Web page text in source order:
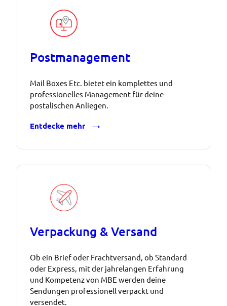
Postmanagement
Mail Boxes Etc. bietet ein komplettes und
professionelles Management für deine
postalischen Anliegen.
Entdecke mehr
Verpackung & Versand
Ob ein Brief oder Frachtversand, ob Standard
oder Express, mit der jahrelangen Erfahrung
und Kompetenz von MBE werden deine
Sendungen professionell verpackt und
versendet.